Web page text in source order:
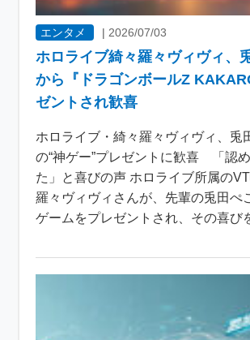
エンタメ | 2026/07/03
ホロライブ綺々羅々ヴィヴィ、
から『ドラゴンボールZ
ゼントされ歓喜
ホロライブ・綺々羅々ヴィヴィ、兎
の“神ゲー”プレゼントに歓喜 「認
た」と喜びの声 ホロライブ所属の
羅々ヴィヴィさんが、先輩の兎田ぺ
ゲームをプレゼントされ、その喜び